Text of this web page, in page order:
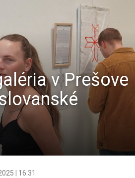
v Prešove
| 16:31